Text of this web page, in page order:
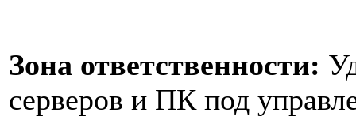
Зона ответственности:
серверов и ПК под